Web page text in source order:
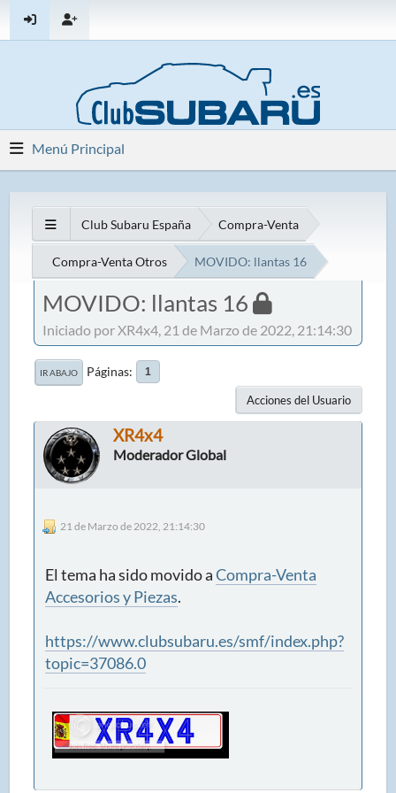
Menú Principal
Club Subaru España Compra-Venta
Compra-Venta Otros MOVIDO: llantas 16
MOVIDO: llantas 16
Iniciado por XR4x4, 21 de Marzo de 2022, 21:14:30
IR ABAJO Páginas 1
Acciones del Usuario
XR4x4
Moderador Global
21 de Marzo de 2022, 21:14:30
El tema ha sido movido aCompra-Venta
Accesorios y Piezas.
https://www.clubsubaru.es/smf/index.php?
topic=37086.0